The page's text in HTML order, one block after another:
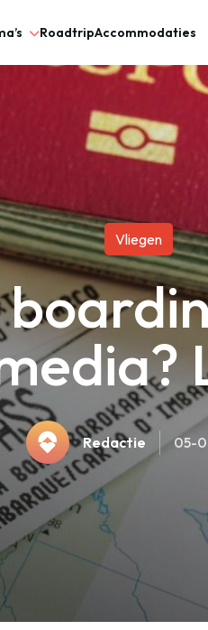
RoadtripAccommodaties
Vliegen
Redactie 05-